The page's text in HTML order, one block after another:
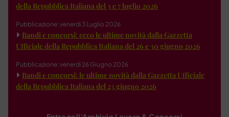
della Repubblica Italiana del 3 e 7 luglio 2026
Pubblicazione: venerdì 3 Luglio 2026
Bandi e concorsi: ecco le ultime novità dalla Gazzetta
Ufficiale della Repubblica Italiana del 26 e 30 giugno 2026
Pubblicazione: venerdì 26 Giugno 2026
Bandi e concorsi: le ultime novità dalla Gazzetta Ufficiale
della Repubblica Italiana del 23 giugno 2026